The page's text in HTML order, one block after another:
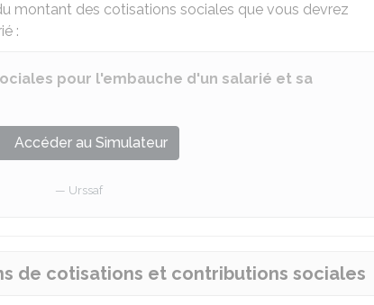
montant des cotisations sociales que vous devrez
:
pour l'embauche d'un salarié et sa
Accéder au Simulateur
Urssaf
de cotisations et contributions sociales